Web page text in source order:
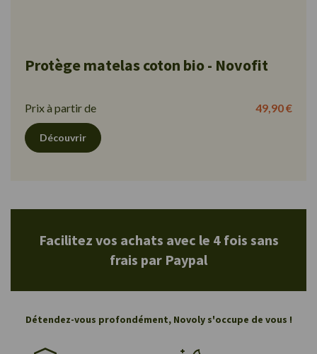
Protège matelas coton bio - Novofit
Prix à partir de 49,90 €
Découvrir
Facilitez vos achats avec le 4 fois sans
frais par Paypal
Détendez-vous profondément, Novoly s'occupe de vous !